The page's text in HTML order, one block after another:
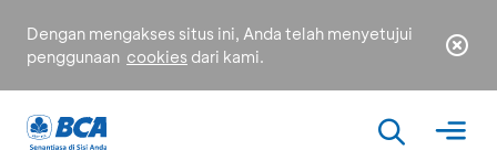
Dengan mengakses situs ini, Anda telah menyetujui
penggunaan cookies dari kami.